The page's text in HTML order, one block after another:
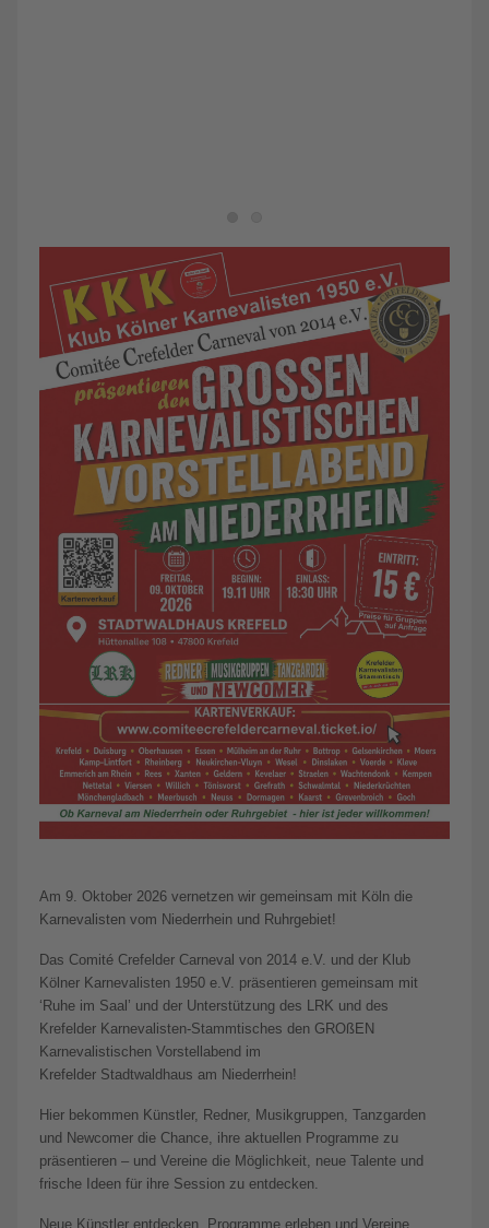
Am 9. Oktober 2026 vernetzen wir gemeinsam mit Köln die
Karnevalisten vom Niederrhein und Ruhrgebiet!
Das Comité Crefelder Carneval von 2014 e.V. und der Klub
Kölner Karnevalisten 1950 e.V. präsentieren gemeinsam mit
‘Ruhe im Saal’ und der Unterstützung des LRK und des
Krefelder Karnevalisten-Stammtisches den GROßEN
Karnevalistischen Vorstellabend im
Krefelder Stadtwaldhaus am Niederrhein!
Hier bekommen Künstler, Redner, Musikgruppen, Tanzgarden
und Newcomer die Chance, ihre aktuellen Programme zu
präsentieren – und Vereine die Möglichkeit, neue Talente und
frische Ideen für ihre Session zu entdecken.
Neue Künstler entdecken, Programme erleben und Vereine